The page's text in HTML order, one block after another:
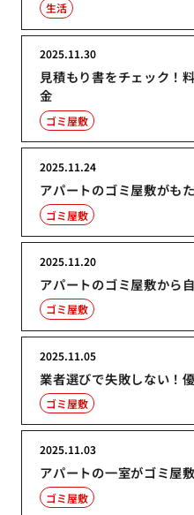
生活
見積もり書をチェック！
金
2025.11.30
ゴミ屋敷
アパートのゴミ屋敷がも
2025.11.24
ゴミ屋敷
アパートのゴミ屋敷から
2025.11.20
ゴミ屋敷
業者選びで失敗しない！
2025.11.05
ゴミ屋敷
アパートの一室がゴミ屋
2025.11.03
ゴミ屋敷